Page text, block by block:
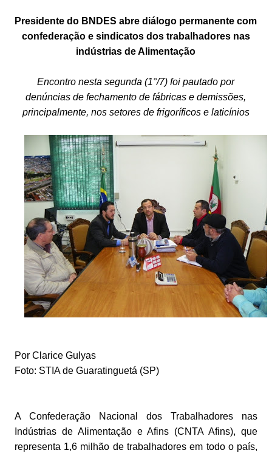
Presidente do BNDES abre diálogo permanente com
confederação e sindicatos dos trabalhadores nas
indústrias de Alimentação
Encontro nesta segunda (1°/7) foi pautado por
denúncias de fechamento de fábricas e demissões,
principalmente, nos setores de frigoríficos e laticínios
Por Clarice Gulyas
Foto: STIA de Guaratinguetá (SP)
A Confederação Nacional dos Trabalhadores nas
Indústrias de Alimentação e Afins (CNTA Afins), que
representa 1,6 milhão de trabalhadores em todo o país,